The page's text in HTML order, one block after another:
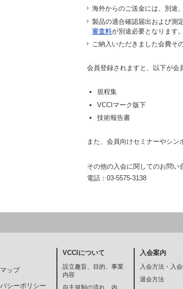
海外からのご送金には、別途
製品の適合確認届出および測
審査料が別途必要となります。
ご納入いただきました会費そ
会員登録されますと、以下が会
規程集
VCCIマーク版下
技術報告書
また、会員向けセミナーやシン
その他の入会に関してのお問い
電話：03-5575-3138
ップ
シーポリシー
VCCIについて
設立趣旨、目的、事業
内容
自主規制の流れ、内
入会案内
入会方法・入
退会方法